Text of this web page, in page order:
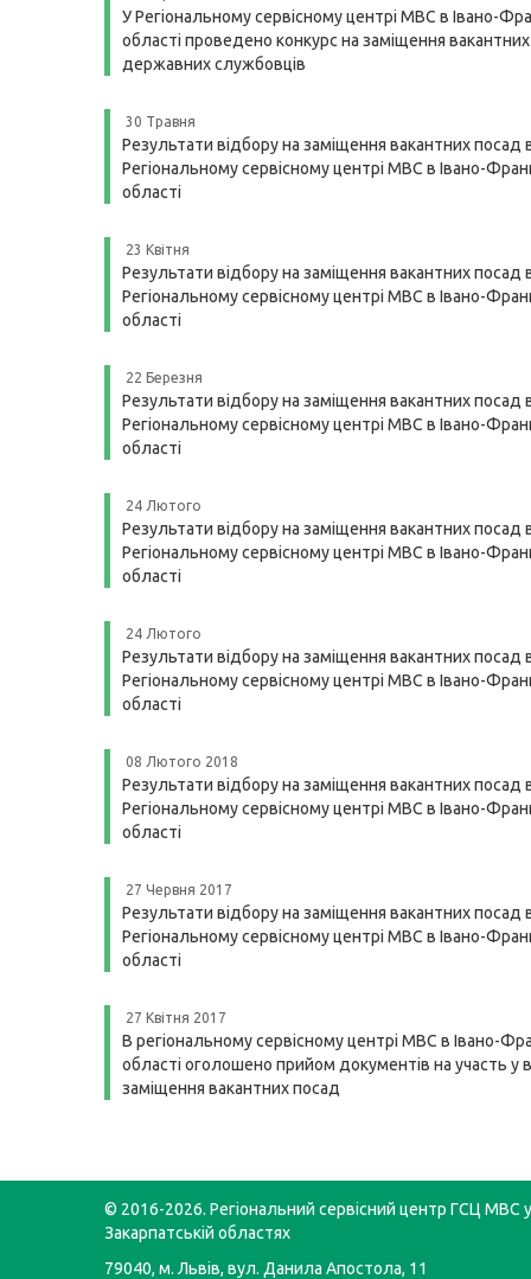
У Регіональному сервісному центрі МВС в Івано-
області проведено конкурс на заміщення
державних службовців
30 Травня
Результати відбору на заміщення вакантних посад
Регіональному сервісному центрі МВС в Івано-
області
23 Квітня
Результати відбору на заміщення вакантних посад
Регіональному сервісному центрі МВС в Івано-
області
22 Березня
Результати відбору на заміщення вакантних посад
Регіональному сервісному центрі МВС в Івано-
області
24 Лютого
Результати відбору на заміщення вакантних посад
Регіональному сервісному центрі МВС в Івано-
області
24 Лютого
Результати відбору на заміщення вакантних посад
Регіональному сервісному центрі МВС в Івано-
області
08 Лютого 2018
Результати відбору на заміщення вакантних посад
Регіональному сервісному центрі МВС в Івано-
області
27 Червня 2017
Результати відбору на заміщення вакантних посад
Регіональному сервісному центрі МВС в Івано-
області
27 Квітня 2017
В регіональному сервісному центрі МВС в Івано-
області оголошено прийом документів на участь у
заміщення вакантних посад
© 2016-2026. Регіональний сервісний центр ГСЦ МВС у
Закарпатській областях
79040, м. Львів, вул. Данила Апостола, 11